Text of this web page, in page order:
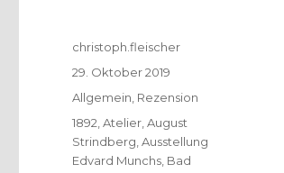
Autor
christoph.fleischer
Veröffentlicht
am
29. Oktober 2019
Kategorien
Allgemein Rezension
Schlagwörter
1892 ,Atelier ,August
Strindberg ,Ausstellung
Edvard Munchs Bad